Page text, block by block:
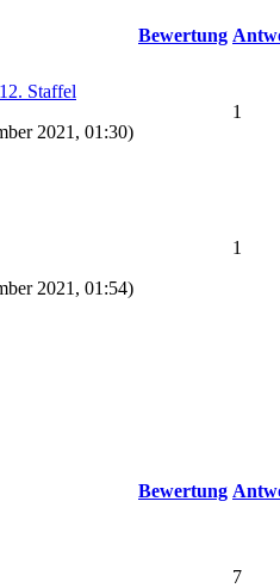
Bewertung
Staffel
2021, 01:30)
1
2021, 01:54)
1
Bewertung
7